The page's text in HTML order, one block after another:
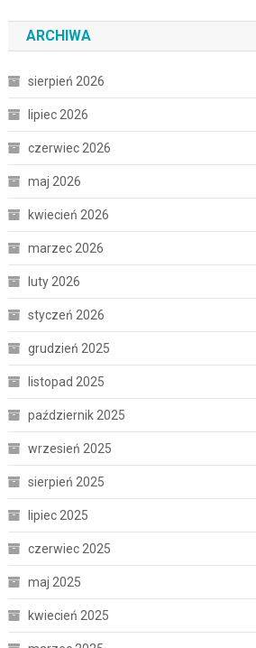
ARCHIWA
sierpień 2026
lipiec 2026
czerwiec 2026
maj 2026
kwiecień 2026
marzec 2026
luty 2026
styczeń 2026
grudzień 2025
listopad 2025
październik 2025
wrzesień 2025
sierpień 2025
lipiec 2025
czerwiec 2025
maj 2025
kwiecień 2025